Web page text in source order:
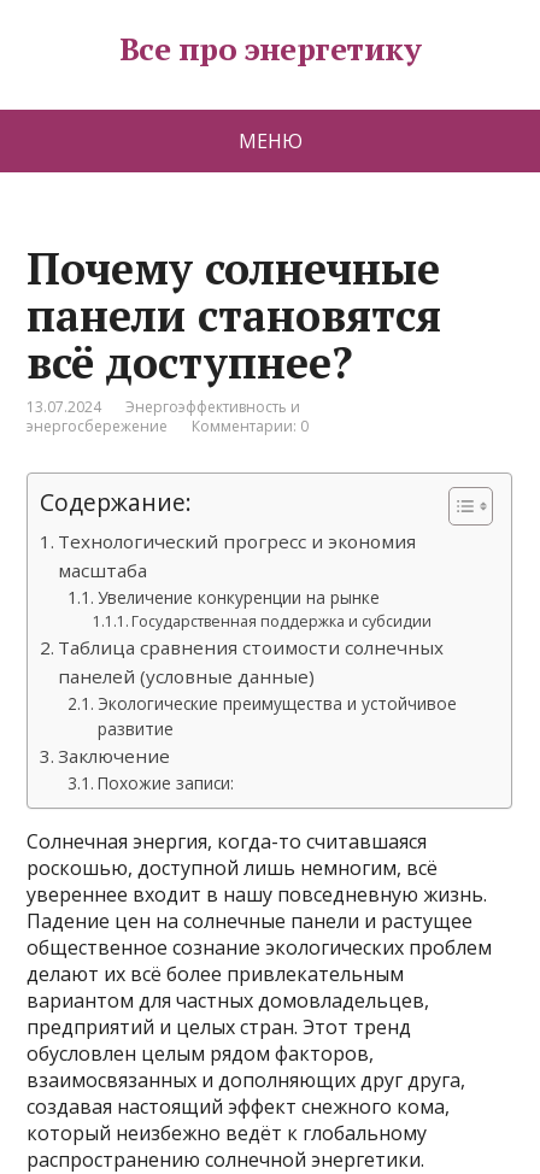
Все про энергетику
МЕНЮ
Почему солнечные
панели становятся
всё доступнее?
13.07.2024
Энергоэффективность и
энергосбережение
Комментарии: 0
Содержание:
Технологический прогресс и экономия
масштаба
Увеличение конкуренции на рынке
Государственная поддержка и субсидии
Таблица сравнения стоимости солнечных
панелей (условные данные)
Экологические преимущества и устойчивое
развитие
Заключение
Похожие записи:
Солнечная энергия, когда-то считавшаяся
роскошью, доступной лишь немногим, всё
увереннее входит в нашу повседневную жизнь.
Падение цен на солнечные панели и растущее
общественное сознание экологических проблем
делают их всё более привлекательным
вариантом для частных домовладельцев,
предприятий и целых стран. Этот тренд
обусловлен целым рядом факторов,
взаимосвязанных и дополняющих друг друга,
создавая настоящий эффект снежного кома,
который неизбежно ведёт к глобальному
распространению солнечной энергетики.